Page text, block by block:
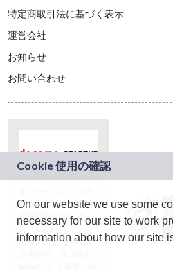
特定商取引法に基づく表示
運営会社
お知らせ
お問い合わせ
ドコモグループの新
規事業創出プログラ
ム「docomo
STARTUP」を通じて
On our website we use some
necessary for our site to work
information about how our site